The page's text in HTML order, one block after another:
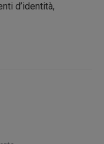
d’identità,